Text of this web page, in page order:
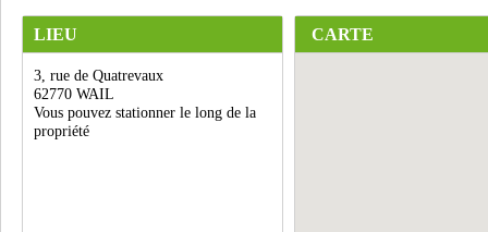
LIEU
3, rue de Quatrevaux
62770 WAIL
Vous pouvez stationner le long de la
propriété
CARTE